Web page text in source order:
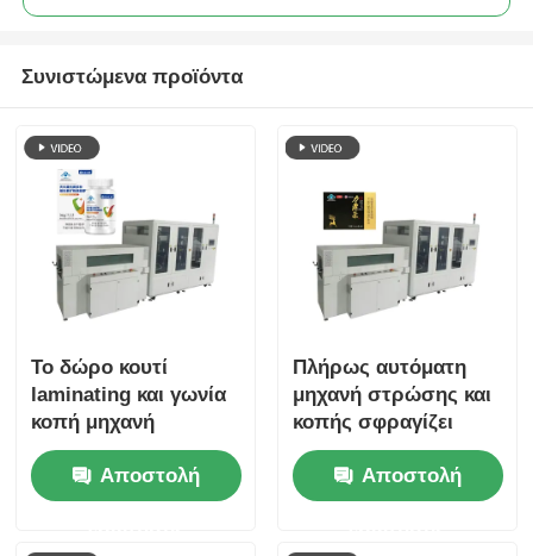
Υπηρεσίες μεταποίησης συσκευασιών
Υλικό συσκευασίας
Συνιστώμενα προϊόντα
Το δώρο κουτί
laminating και γωνία
κοπή μηχανή
θερμότητα σφράγιση
γραμμή είναι καθαρή
και όμορφη
Αποστολή
Πλήρως αυτόματη
μηχανή στρώσης και
κοπής σφραγίζει
στενά το φιλμ με την
συσκευασία του
προϊόντος
Αποστολή